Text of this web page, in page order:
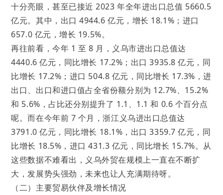
十分亮眼，甚至已接近 2023 年全年进出口总值 5660.5
亿元。其中，出口 4944.6 亿元，增长 18.1%；进口
657.0 亿元，增长 19.5%。
再往前看，今年 1 至 8 月，义乌市进出口总值达
4440.6 亿元，同比增长 17.2%；出口 3935.8 亿元，同
比增长 17.2%；进口 504.8 亿元，同比增长 17.3%，进
出口、出口和进口值占全省份额分别为 12.7%、15.2%
和 5.6%，占比还分别提升了 1.1、1.1 和 0.6 个百分点
呢。而在今年前 7 个月，浙江义乌进出口总值达
3791.0 亿元，同比增长 18.1%，出口 3359.7 亿元，同
比增长 18.5%，进口 431.3 亿元，同比增长 15.7%。从
这些数据不难看出，义乌外贸在规模上一直在不断扩
大，发展势头强劲，未来也让人充满期待呀。
（二）主要贸易伙伴及增长情况